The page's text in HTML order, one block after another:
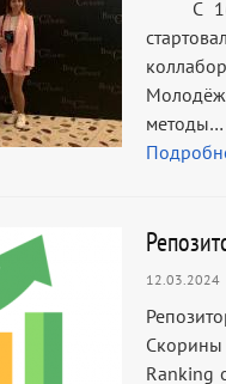
C 16
методы…
12.03.2024
Ranking